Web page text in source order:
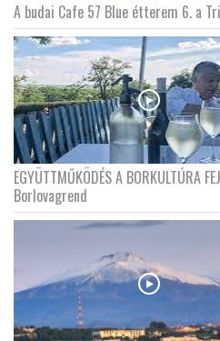
A budai Cafe 57 Blue étterem 6. a
EGYÜTTMŰKÖDÉS A BORKULTÚRA
Borlovagrend